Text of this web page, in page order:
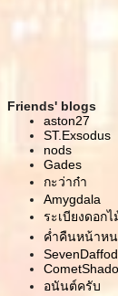
กำหนด
เลือกสิ่งแวด
เพลงเก่าๆ เรื่
เรื่องใหญ่ ข
The
บ้านคือที่ที่แก้
หนึ่งคืนกับหนึ่
ชีวิตไม่ใช่ของ
ศาสนิกผู้หวัง
:(
Friends' blogs
aston27
ST.Exsodus
nods
Gades
กะว่าก๋า
Amygdala
ระเบียงดอกไ
ค่ำคืนหน้าห
อนันต์ครับ